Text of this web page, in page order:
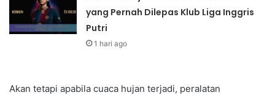
yang Pernah Dilepas Klub Liga Inggris
Putri
1 hari ago
Akan tetapi apabila cuaca hujan terjadi, peralatan